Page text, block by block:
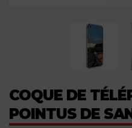
COQUE DE
POINTUS DE